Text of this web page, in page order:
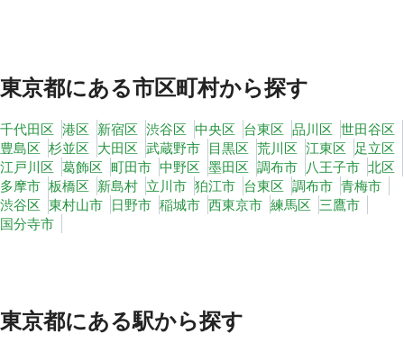
東京都にある市区町村から探す
千代田区 港区 新宿区 渋谷区 中央区 台東区 品川区 世田谷区
豊島区 杉並区 大田区 武蔵野市 目黒区 荒川区 江東区 足立区
江戸川区 葛飾区 町田市 中野区 墨田区 調布市 八王子市 北区
多摩市 板橋区 新島村 立川市 狛江市 台東区 調布市 青梅市
渋谷区 東村山市 日野市 稲城市 西東京市 練馬区 三鷹市
国分寺市
東京都にある駅から探す